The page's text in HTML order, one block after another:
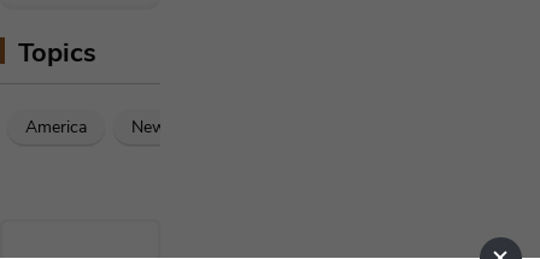
Topics
America New Years Accident